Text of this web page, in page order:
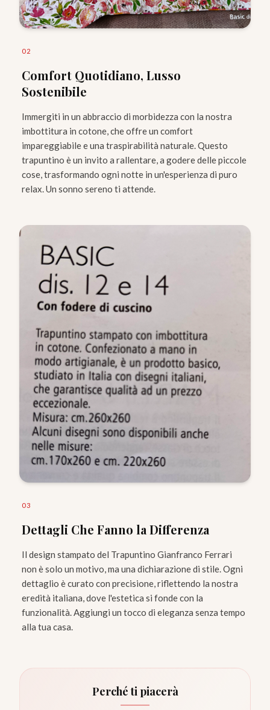
02
Comfort Quotidiano, Lusso
Sostenibile
Immergiti in un abbraccio di morbidezza con la nostra
imbottitura in cotone, che offre un comfort
impareggiabile e una traspirabilità naturale. Questo
trapuntino è un invito a rallentare, a godere delle piccole
cose, trasformando ogni notte in un'esperienza di puro
relax. Un sonno sereno ti attende.
03
Dettagli Che Fanno la Differenza
Il design stampato del Trapuntino Gianfranco Ferrari
non è solo un motivo, ma una dichiarazione di stile. Ogni
dettaglio è curato con precisione, riflettendo la nostra
eredità italiana, dove l'estetica si fonde con la
funzionalità. Aggiungi un tocco di eleganza senza tempo
alla tua casa.
Perché ti piacerà